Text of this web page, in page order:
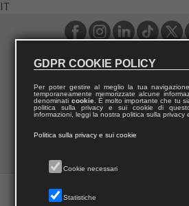
IT
GDPR COOKIE POLICY
Per poter gestire al meglio la tua
temporaneamente memorizzate alcune
denominati cookie. È molto importante che tu
politica sulla privacy e sui cookie di
informazioni, leggi la nostra politica sulla privacy
Politica sulla privacy e sui cookie
Cookie necessari
Statistiche